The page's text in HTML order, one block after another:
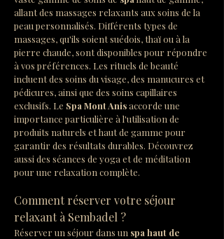
allant des massages relaxants aux soins de la
peau personnalisés. Différents types de
massages, qu'ils soient suédois, thaï ou à la
pierre chaude, sont disponibles pour répondre
à vos préférences. Les rituels de beauté
incluent des soins du visage, des manucures et
pédicures, ainsi que des soins capillaires
exclusifs. Le Spa Mont Anis accorde une
importance particulière à l'utilisation de
produits naturels et haut de gamme pour
garantir des résultats durables. Découvrez
aussi des séances de yoga et de méditation
pour une relaxation complète.
Comment réserver votre séjour
relaxant à Sembadel ?
Réserver un séjour dans un spa haut de